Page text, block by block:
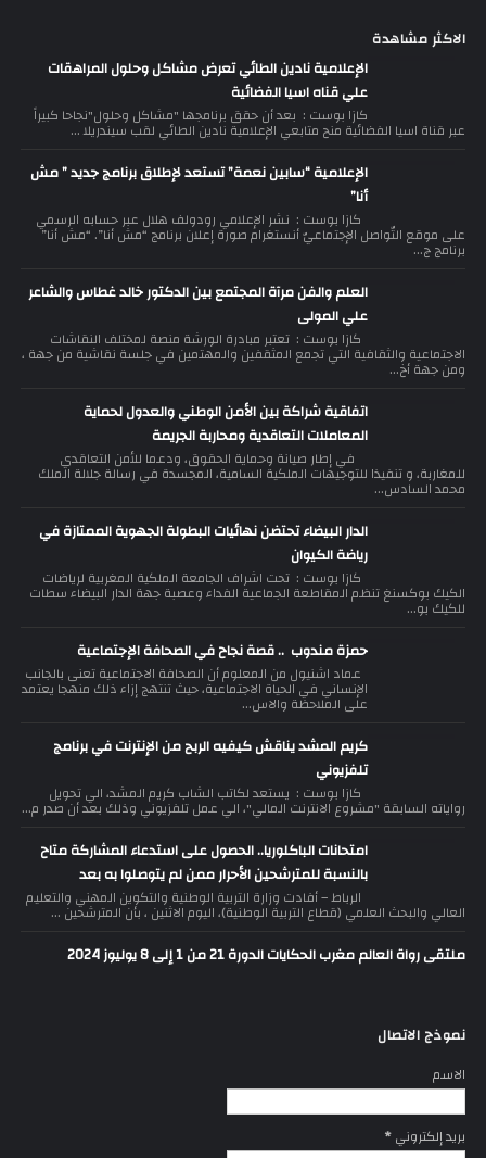
الاكثر مشاهدة
الإعلامية نادين الطائي تعرض مشاكل وحلول المراهقات
علي قناه اسيا الفضائية
كازا بوست : بعد أن حقق برنامجها "مشاكل وحلول"نجاحا كبيراً
عبر قناة اسيا الفضائية منح متابعي الإعلامية نادين الطائي لقب سيندريلا ...
الإعلامية “سابين نعمة” تستعد لإطلاق برنامج جديد ” مش
أنا”
كازا بوست : نشر الإعلامي رودولف هلال عبر حسابه الرسمي
على موقع التّواصل الإجتماعيّ أنستغرام صورة إعلان برنامج “مش أنا”. “مش أنا”
برنامج ج...
العلم والفن مرآة المجتمع بين الدكتور خالد غطاس والشاعر
علي المولى
كازا بوست : تعتبر مبادرة الورشة منصة لمختلف النقاشات
الاجتماعية والثقافية التي تجمع المثقفين والمهتمين في جلسة نقاشية من جهة ،
ومن جهة أخ...
اتفاقية شراكة بين الأمن الوطني والعدول لحماية
المعاملات التعاقدية ومحاربة الجريمة
في إطار صيانة وحماية الحقوق، ودعما للأمن التعاقدي
للمغاربة، و تنفيذا للتوجيهات الملكية السامية، المجسدة في رسالة جلالة الملك
محمد السادس...
الدار البيضاء تحتضن نهائيات البطولة الجهوية الممتازة في
رياضة الكيوان
كازا بوست : تحت اشراف الجامعة الملكية المغربية لرياضات
الكيك بوكسنغ تنظم المقاطعة الجماعية الفداء وعصبة جهة الدار البيضاء سطات
للكيك بو...
حمزة مندوب .. قصة نجاح في الصحافة الإجتماعية
عماد اشنيول من المعلوم أن الصحافة الاجتماعية تعنى بالجانب
الإنساني في الحياة الاجتماعية، حيث تنتهج إزاء ذلك منهجا يعتمد
على الملاحظة والاس...
كريم المشد يناقش كيفيه الربح من الإنترنت في برنامج
تلفزيوني
كازا بوست : يستعد لكاتب الشاب كريم المشد، الي تحويل
رواياته السابقة "مشروع الانترنت المالي"، الي عمل تلفزيوني وذلك بعد أن صدر م...
امتحانات الباكلوريا.. الحصول على استدعاء المشاركة متاح
بالنسبة للمترشحين الأحرار ممن لم يتوصلوا به بعد
الرباط – أفادت وزارة التربية الوطنية والتكوين المهني والتعليم
العالي والبحث العلمي (قطاع التربية الوطنية)، اليوم الاثنين ، بأن المترشحين ...
ملتقى رواة العالم مغرب الحكايات الدورة 21 من 1 إلى 8 يوليوز 2024
نموذج الاتصال
الاسم
بريد إلكتروني*